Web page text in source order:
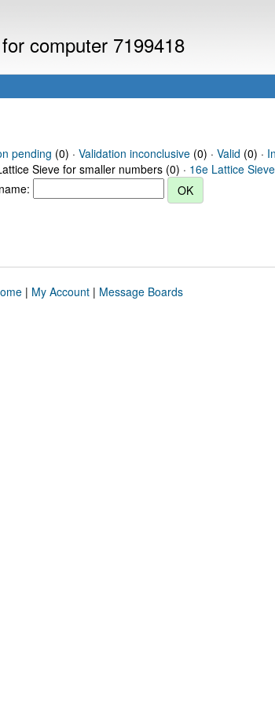
computer 7199418
pending (0) · Validation inconclusive(0) · Valid (0) ·
Sieve for smaller numbers (0) · 16e Lattice
| My Account| Message Boards